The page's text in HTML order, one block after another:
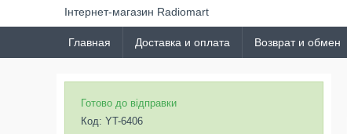
Інтернет-магазин Radiomart
Главная Доставка и оплата Возврат и обмен
Готово до відправки
Код: YT-6406